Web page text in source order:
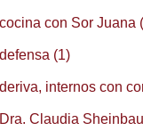
con Sor Juana
(1)
internos con
Claudia